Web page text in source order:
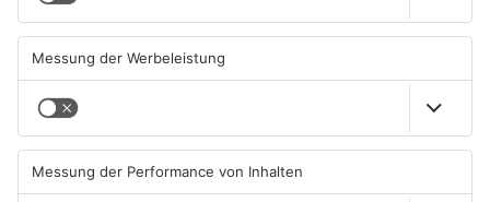
07.08.2026, 05:00 UHR IN MAIN-
KINZIG-KREIS
06.08.2026, 15:42 UHR IN MAIN-
KINZIG-KREIS